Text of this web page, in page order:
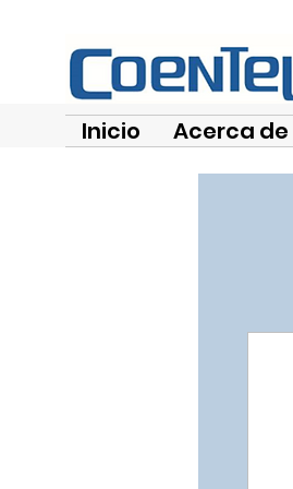
Inicio Acerca